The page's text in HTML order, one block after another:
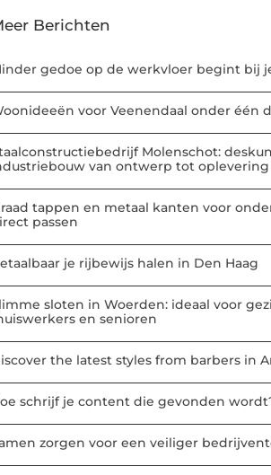
Berichten
gedoe op de werkvloer begint bij
voor Veenendaal onder één
Molenschot:
van ontwerp tot oplevering
tappen en metaal kanten voor
passen
je rijbewijs halen in Den Haag
sloten in Woerden: ideaal voor
en senioren
the latest styles from barbers in
schrijf je content die gevonden
zorgen voor een veiliger